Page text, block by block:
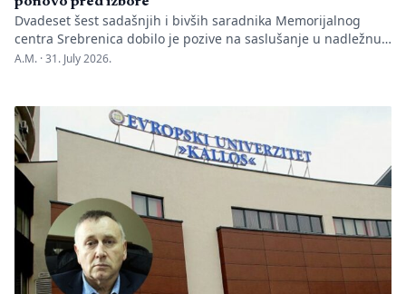
Dvadeset šest sadašnjih i bivših saradnika Memorijalnog
centra Srebrenica dobilo je pozive na saslušanje u nadležnu
policijsku stanicu po nalogu Okružnog javnog tužilaštva u
nakon predstavljanja godišnjeg Izvještaja o negiranju
genocida. Iz Memorijalnog centra upozoravaju da se
istovremeno pozivanje […]
A.M. ·31. July 2026.